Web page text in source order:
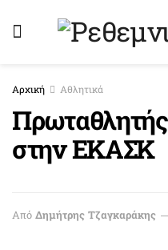
Αρχική Αθλητικά
στην ΕΚΑΣΚ
Από Δημήτρης Τζαγκαράκης